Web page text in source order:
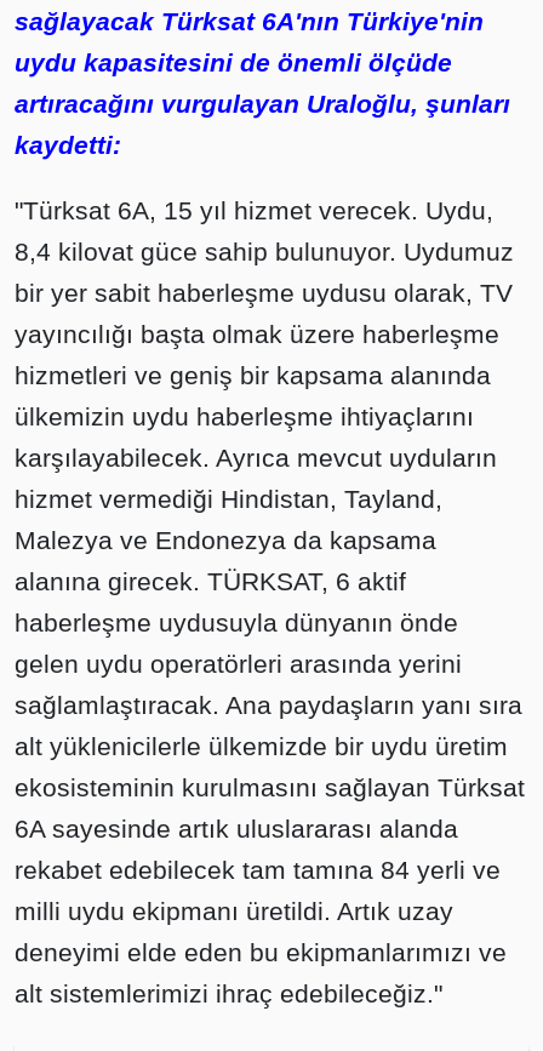
sağlayacak Türksat 6A'nın Türkiye'nin
uydu kapasitesini de önemli ölçüde
artıracağını vurgulayan Uraloğlu, şunları
kaydetti:
"Türksat 6A, 15 yıl hizmet verecek. Uydu,
8,4 kilovat güce sahip bulunuyor. Uydumuz
bir yer sabit haberleşme uydusu olarak, TV
yayıncılığı başta olmak üzere haberleşme
hizmetleri ve geniş bir kapsama alanında
ülkemizin uydu haberleşme ihtiyaçlarını
karşılayabilecek. Ayrıca mevcut uyduların
hizmet vermediği Hindistan, Tayland,
Malezya ve Endonezya da kapsama
alanına girecek. TÜRKSAT, 6 aktif
haberleşme uydusuyla dünyanın önde
gelen uydu operatörleri arasında yerini
sağlamlaştıracak. Ana paydaşların yanı sıra
alt yüklenicilerle ülkemizde bir uydu üretim
ekosisteminin kurulmasını sağlayan Türksat
6A sayesinde artık uluslararası alanda
rekabet edebilecek tam tamına 84 yerli ve
milli uydu ekipmanı üretildi. Artık uzay
deneyimi elde eden bu ekipmanlarımızı ve
alt sistemlerimizi ihraç edebileceğiz."